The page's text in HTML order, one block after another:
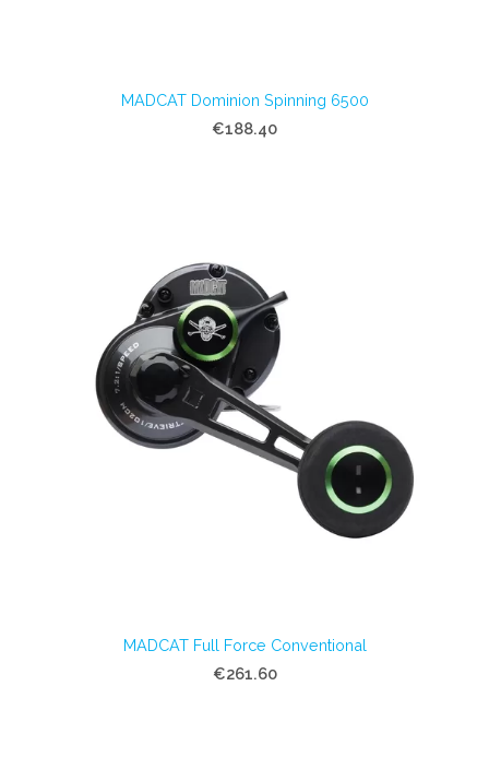
MADCAT Dominion Spinning 6500
€188.40
MADCAT Full Force Conventional
€261.60